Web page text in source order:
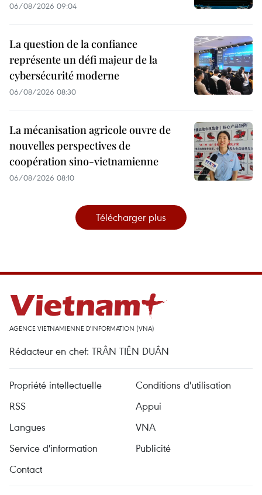
06/08/2026 09:04
La question de la confiance
représente un défi majeur de la
cybersécurité moderne
06/08/2026 08:30
La mécanisation agricole ouvre de
nouvelles perspectives de
coopération sino-vietnamienne
06/08/2026 08:10
Télécharger plus
AGENCE VIETNAMIENNE D'INFORMATION (VNA)
Rédacteur en chef: TRÂN TIÊN DUÂN
Propriété intellectuelle
Conditions d'utilisation
RSS
Appui
Langues
VNA
Service d'information
Publicité
Contact